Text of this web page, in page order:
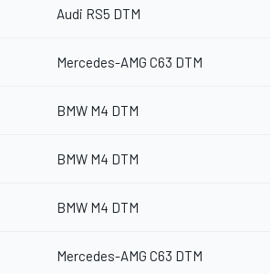
Audi RS5 DTM
Mercedes-AMG C63 DTM
BMW M4 DTM
BMW M4 DTM
BMW M4 DTM
Mercedes-AMG C63 DTM